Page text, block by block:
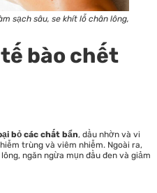
sạch sâu, se khít lỗ chân lông,
bào chết
bỏ các chất bẩn, dầu nhờn và vi
trùng và viêm nhiễm. Ngoài ra,
ngăn ngừa mụn đầu đen và giảm